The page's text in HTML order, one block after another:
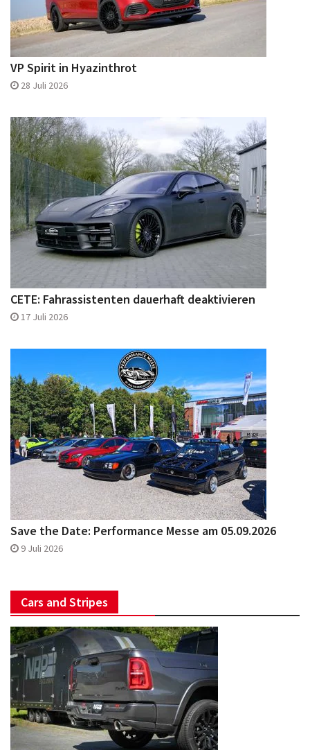
VP Spirit in Hyazinthrot
28 Juli 2026
CETE: Fahrassistenten dauerhaft deaktivieren
17 Juli 2026
Save the Date: Performance Messe am 05.09.2026
9 Juli 2026
Cars and Stripes